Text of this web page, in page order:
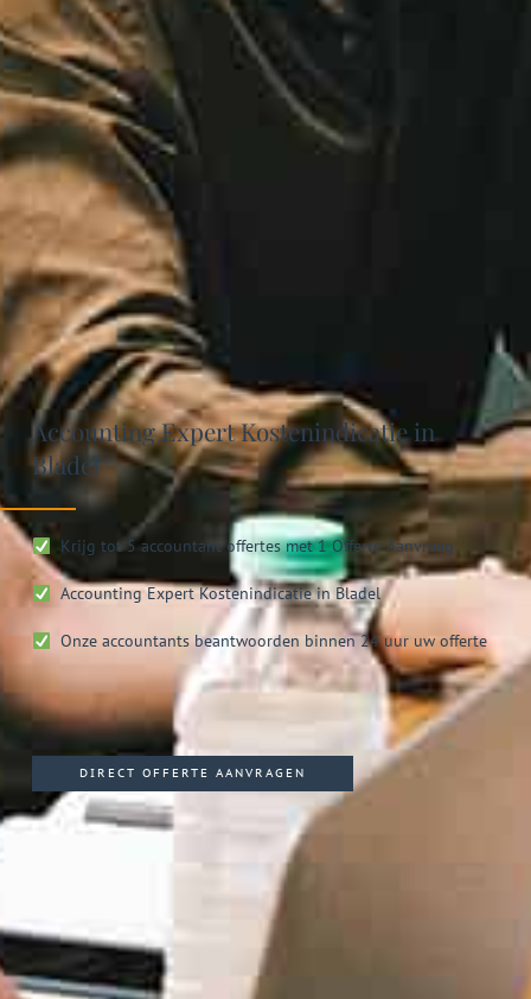
Accounting Expert Kostenindicatie in
Bladel
Krijg tot 5 accountant offertes met 1 Offerte Aanvraag
Accounting ExpertKostenindicatie in Bladel
Onze accountants beantwoorden binnen 24 uur uw offerte
DIRECT OFFERTE AANVRAGEN